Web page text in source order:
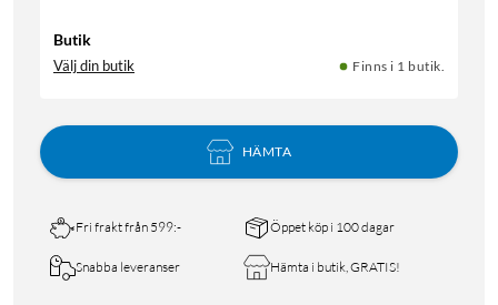
Butik
Välj din butik Finns i 1 butik.
HÄMTA
Fri frakt från 599:- Öppet köp i 100 dagar
Snabba leveranser Hämta i butik, GRATIS!